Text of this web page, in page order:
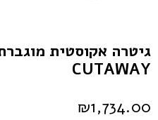
CUTAWAY
₪1,734.00